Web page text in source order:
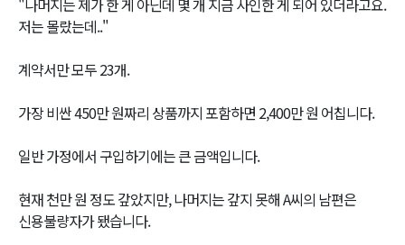
저는 몰랐는데.."
계약서만 모두 23개.
가장 비싼 450만 원짜리 상품까지 포함하면 2,400만 원 어칩니다.
일반 가정에서 구입하기에는 큰 금액입니다.
현재 천만 원 정도 갚았지만, 나머지는 갚지 못해 A씨의 남편은
신용불량자가 됐습니다.